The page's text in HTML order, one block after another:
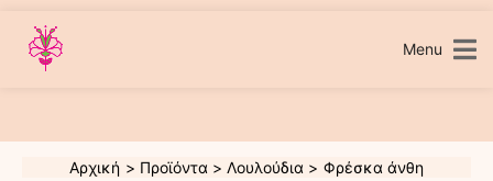
περιεχόμενο
Menu
Αρχική Προϊόντα Λουλούδια Φρέσκα άνθη